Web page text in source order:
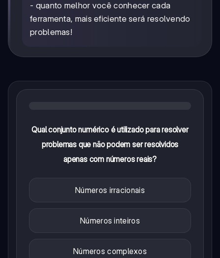
- quanto melhor você conhecer cada
ferramenta, mais eficiente será resolvendo
problemas!
Qual conjunto numérico é utilizado para resolver
problemas que não podem ser resolvidos
apenas com números reais?
Números irracionais
Números inteiros
Números complexos